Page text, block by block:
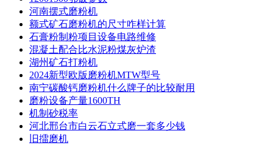
河南摆式磨粉机
额式矿石磨粉机的尺寸咋样计算
石膏粉制粉项目设备电路维修
混凝土配合比水泥粉煤灰炉渣
湖州矿石打粉机
2024新型欧版磨粉机MTW型号
南宁碳酸钙磨粉机什么牌子的比较耐用
磨粉设备产量1600TH
机制砂税率
河北邢台市白云石立式磨一套多少钱
旧擂磨机